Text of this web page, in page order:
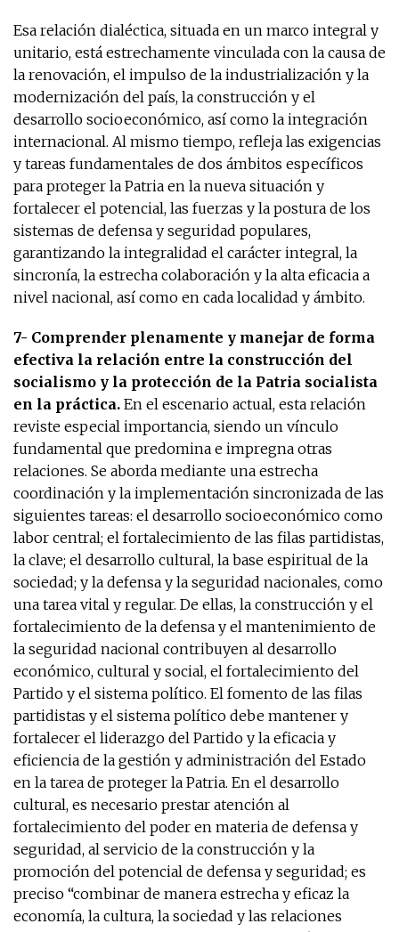
Esa relación dialéctica, situada en un marco integral y
unitario, está estrechamente vinculada con la causa de
la renovación, el impulso de la industrialización y la
modernización del país, la construcción y el
desarrollo socioeconómico, así como la integración
internacional. Al mismo tiempo, refleja las exigencias
y tareas fundamentales de dos ámbitos específicos
para proteger la Patria en la nueva situación y
fortalecer el potencial, las fuerzas y la postura de los
sistemas de defensa y seguridad populares,
garantizando la integralidad el carácter integral, la
sincronía, la estrecha colaboración y la alta eficacia a
nivel nacional, así como en cada localidad y ámbito.
7- Comprender plenamente y manejar de forma
efectiva la relación entre la construcción del
socialismo y la protección de la Patria socialista
en la práctica. En el escenario actual, esta relación
reviste especial importancia, siendo un vínculo
fundamental que predomina e impregna otras
relaciones. Se aborda mediante una estrecha
coordinación y la implementación sincronizada de las
siguientes tareas: el desarrollo socioeconómico como
labor central; el fortalecimiento de las filas partidistas,
la clave; el desarrollo cultural, la base espiritual de la
sociedad; y la defensa y la seguridad nacionales, como
una tarea vital y regular. De ellas, la construcción y el
fortalecimiento de la defensa y el mantenimiento de
la seguridad nacional contribuyen al desarrollo
económico, cultural y social, el fortalecimiento del
Partido y el sistema político. El fomento de las filas
partidistas y el sistema político debe mantener y
fortalecer el liderazgo del Partido y la eficacia y
eficiencia de la gestión y administración del Estado
en la tarea de proteger la Patria. En el desarrollo
cultural, es necesario prestar atención al
fortalecimiento del poder en materia de defensa y
seguridad, al servicio de la construcción y la
promoción del potencial de defensa y seguridad; es
preciso “combinar de manera estrecha y eficaz la
economía, la cultura, la sociedad y las relaciones